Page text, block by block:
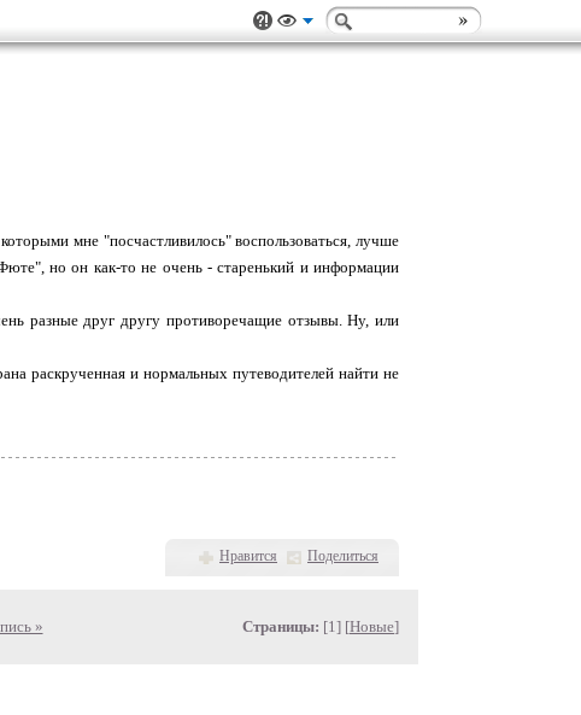
мне "посчастливилось" воспользоваться, лучше
но он как-то не очень - старенький и информации
разные друг другу противоречащие отзывы. Ну, или
раскрученная и нормальных путеводителей найти не
Нравится Поделиться
» Страницы: [1] [Новые]